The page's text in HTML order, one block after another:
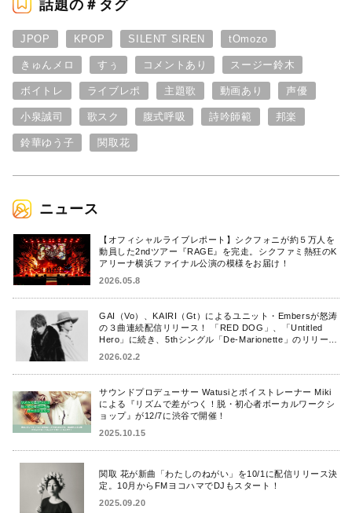
話題の＃タグ
JPOP KPOP SILENT SIREN tOmozo
きゅんメロ すぅ コメントあり スージー鈴木
ボイトレ ライブレポ 主題歌 動画あり 声優
小泉誠司 歌スク 腹式呼吸 詩吟師範 邦楽
鈴華ゆう子 関取花
ニュース
【オフィシャルライブレポート】シクフォニが約５万人を
動員した2ndツアー『RAGE』を完走。シクファミ熱狂のK
アリーナ横浜ファイナル公演の模様をお届け！
2026.05.8
GAI（Vo）、KAIRI（Gt）によるユニット・Embersが怒涛
の３曲連続配信リリース！ 「RED DOG」、「Untitled
Hero」に続き、5thシングル「De-Marionette」のリリース
2026.02.2
サウンドプロデューサー Watusiとボイストレーナー Miki
による『リズムで差がつく！脱・初心者ボーカルワークシ
ョップ』が12/7に渋谷で開催！
2025.10.15
関取 花が新曲「わたしのねがい」を10/1に配信リリース決
定。10月からFMヨコハマでDJもスタート！
2025.09.20